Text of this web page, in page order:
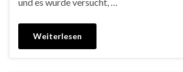
Weiterlesen